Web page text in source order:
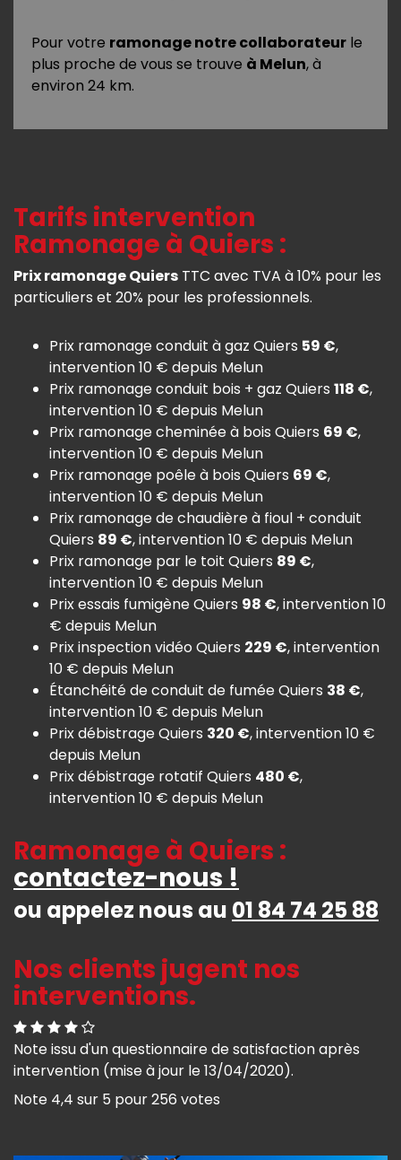
Pour votre ramonage notre collaborateur le
plus proche de vous se trouve à Melun, à
environ 24 km.
Tarifs intervention
Ramonage à Quiers :
Prix ramonage Quiers TTC avec TVA à 10% pour les
particuliers et 20% pour les professionnels.
Prix ramonage conduit à gaz Quiers 59 €,
intervention 10 € depuis Melun
Prix ramonage conduit bois + gaz Quiers 118 €,
intervention 10 € depuis Melun
Prix ramonage cheminée à bois Quiers 69 €,
intervention 10 € depuis Melun
Prix ramonage poêle à bois Quiers 69 €,
intervention 10 € depuis Melun
Prix ramonage de chaudière à fioul + conduit
Quiers 89 €, intervention 10 € depuis Melun
Prix ramonage par le toit Quiers 89 €,
intervention 10 € depuis Melun
Prix essais fumigène Quiers 98 €, intervention 10
€ depuis Melun
Prix inspection vidéo Quiers 229 €, intervention
10 € depuis Melun
Étanchéité de conduit de fumée Quiers 38 €,
intervention 10 € depuis Melun
Prix débistrage Quiers 320 €, intervention 10 €
depuis Melun
Prix débistrage rotatif Quiers 480 €,
intervention 10 € depuis Melun
Ramonage à Quiers :
contactez-nous !
ou appelez nous au 01 84 74 25 88
Nos clients jugent nos
interventions.
Note issu d'un questionnaire de satisfaction après
intervention (mise à jour le 13/04/2020).
Note 4,4 sur 5 pour256 votes